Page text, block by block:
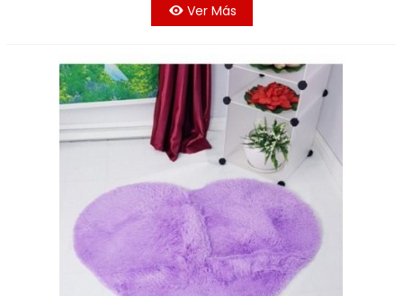
Ver Más